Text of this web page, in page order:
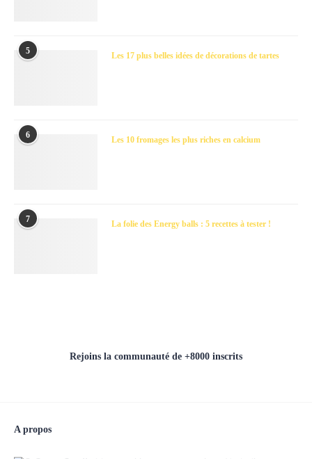
5 Les 17 plus belles idées de décorations de tartes
6 Les 10 fromages les plus riches en calcium
7 La folie des Energy balls : 5 recettes à tester !
Rejoins la communauté de +8000 inscrits
A propos